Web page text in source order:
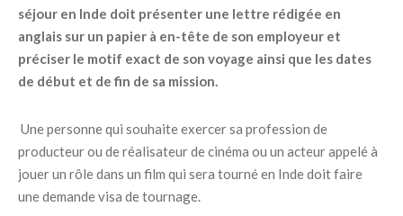
séjour en Inde doit présenter une lettre rédigée en
anglais sur un papier à en-tête de son employeur et
préciser le motif exact de son voyage ainsi que les dates
de début et de fin de sa mission.
Une personne qui souhaite exercer sa profession de
producteur ou de réalisateur de cinéma ou un acteur appelé à
jouer un rôle dans un film qui sera tourné en Inde doit faire
une demande visa de tournage.